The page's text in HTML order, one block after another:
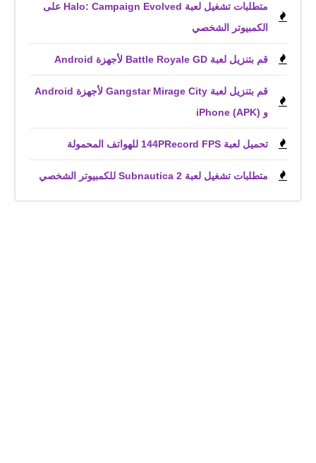
متطلبات تشغيل لعبة Halo: Campaign Evolved على
الكمبيوتر الشخصي
قم بتنزيل لعبة Battle Royale GD لأجهزة Android
قم بتنزيل لعبة Gangstar Mirage City لأجهزة Android
و iPhone (APK)
تحميل لعبة 144PRecord FPS للهواتف المحمولة
متطلبات تشغيل لعبة Subnautica 2 للكمبيوتر الشخصي